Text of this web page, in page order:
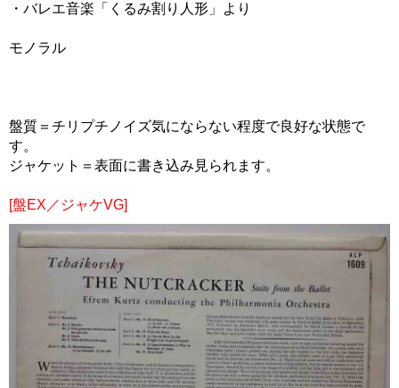
・バレエ音楽「くるみ割り人形」より
モノラル
盤質＝チリプチノイズ気にならない程度で良好な状態で
す。
ジャケット＝表面に書き込み見られます。
[盤EX／ジャケVG]